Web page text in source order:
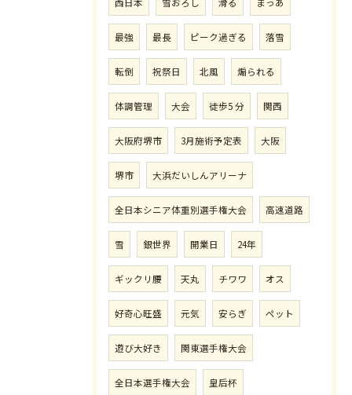
最強 最長 ピーク過ぎる 落雪
転倒 祝祭日 北風 煽られる
体調管理 大会 徒歩5 分 関西
大阪府堺市 3月施術予定表 大阪
堺市 大浜だいしんアリーナ
全日本シニア体重別選手権大会 高速道路
雪 銀世界 開業日 24年
ギックリ腰 天丸 チワワ オス
好奇心旺盛 元気 安らぎ ペット
遊び大好き 関東選手権大会
全日本選手権大会 皇后杯